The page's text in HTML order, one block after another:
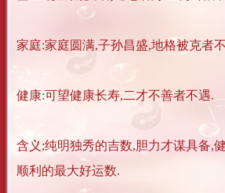
家庭:家庭圆满,子孙昌盛,地格被克者
健康:可望健康长寿,二才不善者不遇.
含义;纯明独秀的吉数,胆力才谋具备,
顺利的最大好运数.